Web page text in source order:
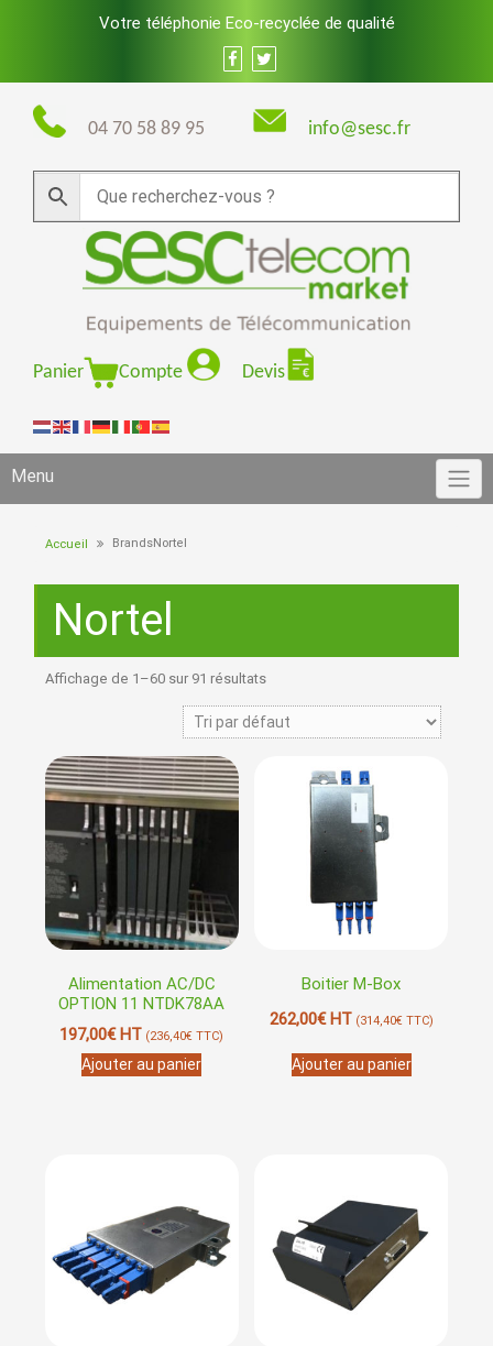
Votre téléphonie Eco-recyclée de qualité
04 70 58 89 95 info@sesc.fr
Panier Compte Devis
Menu
Accueil BrandsNortel
Nortel
Affichage de 1–60 sur 91 résultats
Alimentation AC/DC
OPTION 11 NTDK78AA
197,00€HT (236,40€ TTC)
Ajouter au panier
Boitier M-Box
262,00€HT (314,40€TTC)
Ajouter au panier